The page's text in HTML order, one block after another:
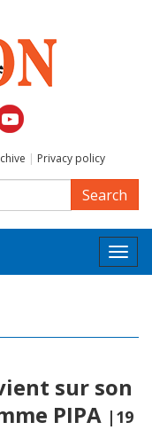
| Privacy policy
Search
sur son
PIPA |19